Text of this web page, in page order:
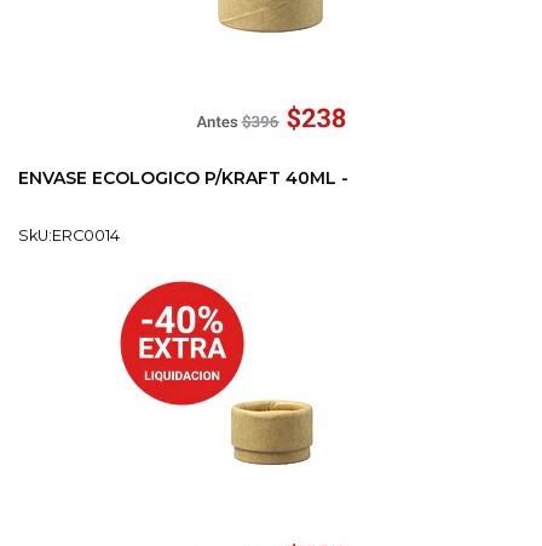
ENVASE ECOLOGICO P/KRAFT 40ML -
SkU:ERC0014